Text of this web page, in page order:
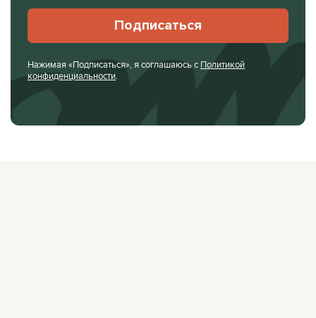
Подписаться
Нажимая «Подписаться», я соглашаюсь с Политикой
конфиденциальности.